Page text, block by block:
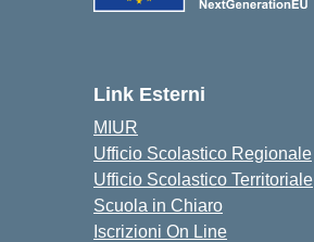
Link Esterni
MIUR
Ufficio Scolastico Regionale
Ufficio Scolastico Territoriale
Scuola in Chiaro
Iscrizioni On Line